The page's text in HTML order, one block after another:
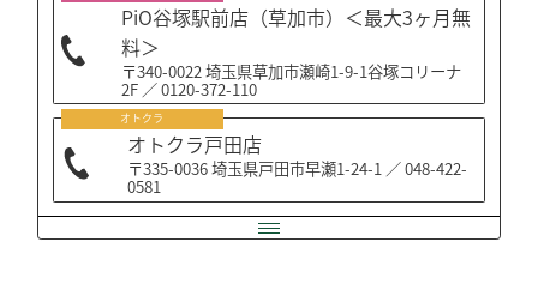
PiO谷塚駅前店（草加市）＜最大3ヶ月無
料＞
〒340-0022 埼玉県草加市瀬崎1-9-1谷塚コリーナ
2F ／ 0120-372-110
オトクラ
オトクラ戸田店
〒335-0036 埼玉県戸田市早瀬1-24-1 ／ 048-422-
0581